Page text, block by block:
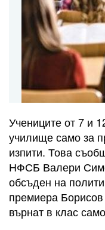
Учениците от 7 и
училище само за
изпити. Това
НФСБ Валери
обсъден на
премиера
върнат в клас